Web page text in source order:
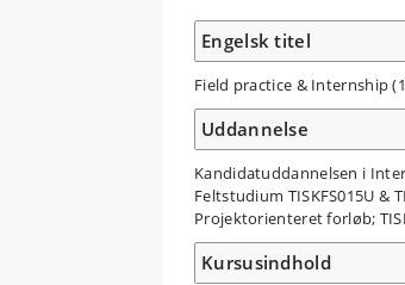
Engelsk titel
Field practice & Internship
Uddannelse
Kandidatuddannelsen i
Feltstudium TISKFS015U &
Projektorienteret forløb;
Kursusindhold